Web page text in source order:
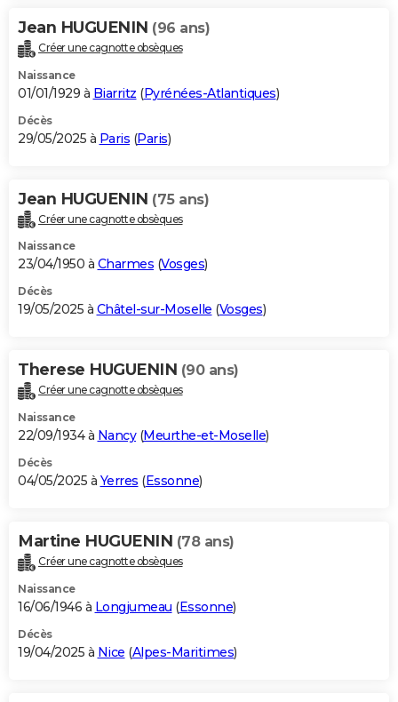
Jean HUGUENIN (96 ans)
Créer une cagnotte obsèques
Naissance
01/01/1929 à Biarritz (Pyrénées-Atlantiques)
Décès
29/05/2025 à Paris (Paris)
Jean HUGUENIN (75 ans)
Créer une cagnotte obsèques
Naissance
23/04/1950 à Charmes (Vosges)
Décès
19/05/2025 à Châtel-sur-Moselle (Vosges)
Therese HUGUENIN (90 ans)
Créer une cagnotte obsèques
Naissance
22/09/1934 à Nancy(Meurthe-et-Moselle)
Décès
04/05/2025 à Yerres (Essonne)
Martine HUGUENIN (78 ans)
Créer une cagnotte obsèques
Naissance
16/06/1946 à Longjumeau (Essonne)
Décès
19/04/2025 à Nice (Alpes-Maritimes)